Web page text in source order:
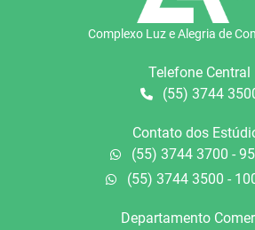
Complexo Luz e Alegria de
Telefone Central
(55) 3744
Contato dos
(55) 3744 3700 -
(55) 3744 3500 -
Departamento